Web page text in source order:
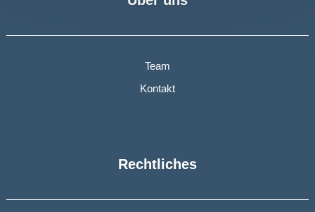
Team
Kontakt
Rechtliches